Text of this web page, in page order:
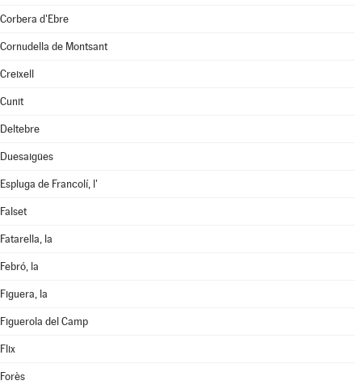
Corbera d'Ebre
Cornudella de Montsant
Creixell
Cunit
Deltebre
Duesaigües
Espluga de Francolí, l'
Falset
Fatarella, la
Febró, la
Figuera, la
Figuerola del Camp
Flix
Forès